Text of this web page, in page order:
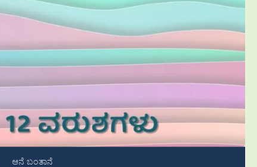
ಆನೆ ಬಂತಾನೆ